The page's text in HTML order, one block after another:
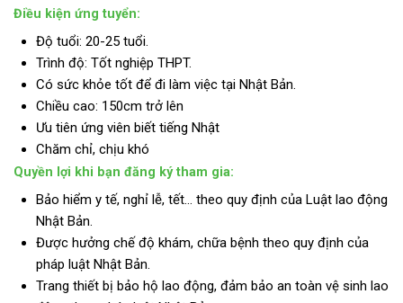
Điều kiện ứng tuyển:
Độ tuổi: 20-25 tuổi.
Trình độ: Tốt nghiệp THPT.
Có sức khỏe tốt để đi làm việc tại Nhật Bản.
Chiều cao: 150cm trở lên
Ưu tiên ứng viên biết tiếng Nhật
Chăm chỉ, chịu khó
Quyền lợi khi bạn đăng ký tham gia:
Bảo hiểm y tế, nghỉ lễ, tết… theo quy định của Luật lao động
Nhật Bản.
Được hưởng chế độ khám, chữa bệnh theo quy định của
pháp luật Nhật Bản.
Trang thiết bị bảo hộ lao động, đảm bảo an toàn vệ sinh lao